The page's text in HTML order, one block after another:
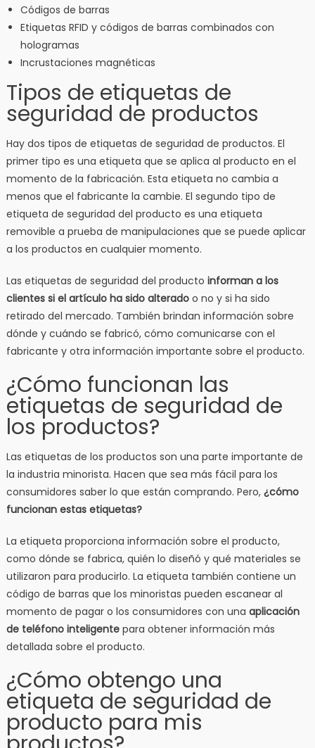
Códigos de barras
Etiquetas RFID y códigos de barras combinados con
hologramas
Incrustaciones magnéticas
Tipos de etiquetas de
seguridad de productos
Hay dos tipos de etiquetas de seguridad de productos. El
primer tipo es una etiqueta que se aplica al producto en el
momento de la fabricación. Esta etiqueta no cambia a
menos que el fabricante la cambie. El segundo tipo de
etiqueta de seguridad del producto es una etiqueta
removible a prueba de manipulaciones que se puede aplicar
a los productos en cualquier momento.
Las etiquetas de seguridad del producto informan a los
clientes si el artículo ha sido alteradoo no y si ha sido
retirado del mercado. También brindan información sobre
dónde y cuándo se fabricó, cómo comunicarse con el
fabricante y otra información importante sobre el producto.
¿Cómo funcionan las
etiquetas de seguridad de
los productos?
Las etiquetas de los productos son una parte importante de
la industria minorista. Hacen que sea más fácil para los
consumidores saber lo que están comprando. Pero, ¿cómo
funcionan estas etiquetas?
La etiqueta proporciona información sobre el producto,
como dónde se fabrica, quién lo diseñó y qué materiales se
utilizaron para producirlo. La etiqueta también contiene un
código de barras que los minoristas pueden escanear al
momento de pagar o los consumidores con una aplicación
de teléfono inteligentepara obtener información más
detallada sobre el producto.
¿Cómo obtengo una
etiqueta de seguridad de
producto para mis